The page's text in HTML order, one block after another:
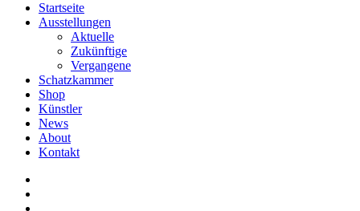
Startseite
Ausstellungen
Aktuelle
Zukünftige
Vergangene
Schatzkammer
Shop
Künstler
News
About
Kontakt